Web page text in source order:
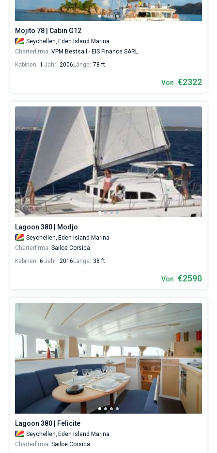
verwalten.
Katalog
der
Charter-
finden
Seychellen
von
Liebhaber
eines
erholsamen
Urlaubs
als
auch
für
Segler,
die
sich
Leben
Nahe
Mahe
Mojito 78 | Cabin G12
Seychellen, Eden Island Marina
Charterfirma: VPM Bestsail - EIS Finance SARL
Kabinen: 1 Jahr: 2006 Länge: 78 ft
Von €2322
Lagoon 380 | Modjo
Seychellen, Eden Island Marina
Charterfirma: Sailoe Corsica
Kabinen: 6 Jahr: 2016 Länge: 38 ft
Von €2590
Lagoon 380 | Felicite
Seychellen, Eden Island Marina
Charterfirma: Sailoe Corsica